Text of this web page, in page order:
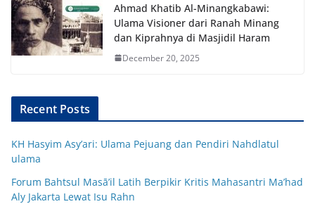
Ahmad Khatib Al-Minangkabawi:
Ulama Visioner dari Ranah Minang
dan Kiprahnya di Masjidil Haram
December 20, 2025
Recent Posts
KH Hasyim Asy’ari: Ulama Pejuang dan Pendiri Nahdlatul
ulama
Forum Bahtsul Masā’il Latih Berpikir Kritis Mahasantri Ma’had
Aly Jakarta Lewat Isu Rahn